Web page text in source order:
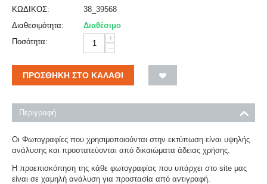
ΚΩΔΙΚΟΣ:
38_39568
Διαθεσιμότητα:
Διαθέσιμο
Ποσότητα:
+
−
ΠΡΟΣΘΉΚΗ ΣΤΟ ΚΑΛΆΘΙ
Περιγραφή
Οι Φωτογραφίες που χρησιμοποιούνται στην εκτύπωση είναι υψηλής
ανάλυσης και προστατεύονται από δικαιώματα άδειας χρήσης.
Η προεπισκόπηση της κάθε φωτογραφίας που υπάρχει στο site μας
είναι σε χαμηλή ανάλυση για προστασία από αντιγραφή.